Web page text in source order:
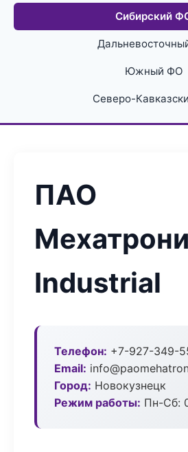
Сибирский
Южный ФО
Северо-
ПАО
Industrial
Телефон: +7-927-349-
Email:
Город: Новокузнецк
Режим работы: Пн-Сб: